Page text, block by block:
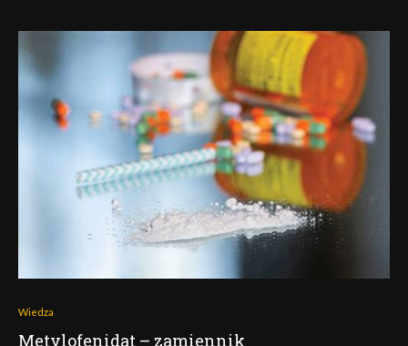
Wiedza
Metylofenidat – zamiennik